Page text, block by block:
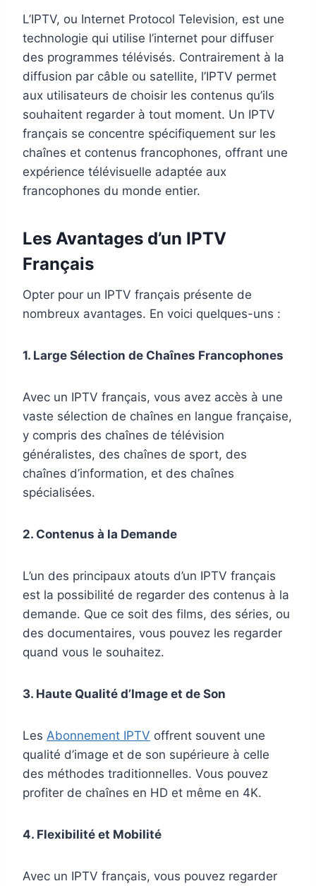
L’IPTV, ou Internet Protocol Television, est une
technologie qui utilise l’internet pour diffuser
des programmes télévisés. Contrairement à la
diffusion par câble ou satellite, l’IPTV permet
aux utilisateurs de choisir les contenus qu’ils
souhaitent regarder à tout moment. Un IPTV
français se concentre spécifiquement sur les
chaînes et contenus francophones, offrant une
expérience télévisuelle adaptée aux
francophones du monde entier.
Les Avantages d’un IPTV
Français
Opter pour un IPTV français présente de
nombreux avantages. En voici quelques-uns :
1. Large Sélection de Chaînes Francophones
Avec un IPTV français, vous avez accès à une
vaste sélection de chaînes en langue française,
y compris des chaînes de télévision
généralistes, des chaînes de sport, des
chaînes d’information, et des chaînes
spécialisées.
2. Contenus à la Demande
L’un des principaux atouts d’un IPTV français
est la possibilité de regarder des contenus à la
demande. Que ce soit des films, des séries, ou
des documentaires, vous pouvez les regarder
quand vous le souhaitez.
3. Haute Qualité d’Image et de Son
Les Abonnement IPTV offrent souvent une
qualité d’image et de son supérieure à celle
des méthodes traditionnelles. Vous pouvez
profiter de chaînes en HD et même en 4K.
4. Flexibilité et Mobilité
Avec un IPTV français, vous pouvez regarder